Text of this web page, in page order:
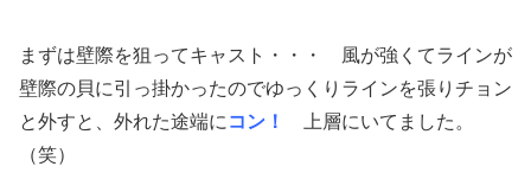
まずは壁際を狙ってキャスト・・・ 風が強くてラインが
壁際の貝に引っ掛かったのでゆっくりラインを張りチョン
と外すと、外れた途端に コン！
上層にいてました。
（笑）